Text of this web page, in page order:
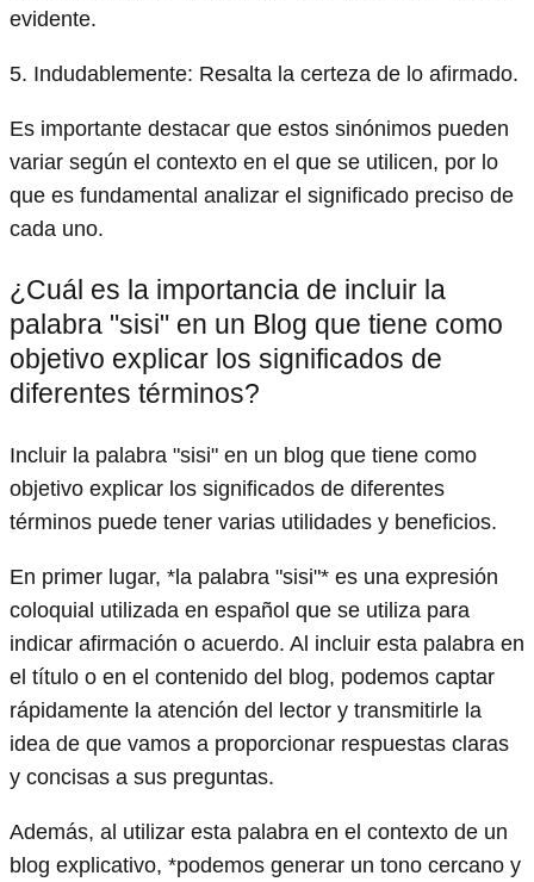
evidente.
5. Indudablemente: Resalta la certeza de lo afirmado.
Es importante destacar que estos sinónimos pueden
variar según el contexto en el que se utilicen, por lo
que es fundamental analizar el significado preciso de
cada uno.
¿Cuál es la importancia de incluir la
palabra "sisi" en un Blog que tiene como
objetivo explicar los significados de
diferentes términos?
Incluir la palabra "sisi" en un blog que tiene como
objetivo explicar los significados de diferentes
términos puede tener varias utilidades y beneficios.
En primer lugar, *la palabra "sisi"* es una expresión
coloquial utilizada en español que se utiliza para
indicar afirmación o acuerdo. Al incluir esta palabra en
el título o en el contenido del blog, podemos captar
rápidamente la atención del lector y transmitirle la
idea de que vamos a proporcionar respuestas claras
y concisas a sus preguntas.
Además, al utilizar esta palabra en el contexto de un
blog explicativo, *podemos generar un tono cercano y